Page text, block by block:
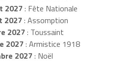
2027: Fête Nationale
2027: Assomption
2027: Toussaint
2027: Armistice 1918
2027: Noël